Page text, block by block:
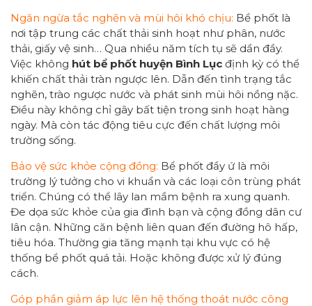
Ngăn ngừa tắc nghẽn và mùi hôi khó chịu: Bể phốt là
nơi tập trung các chất thải sinh hoạt như phân, nước
thải, giấy vệ sinh… Qua nhiều năm tích tụ sẽ dần đầy.
Việc không hút bể phốt huyện Bình Lục định kỳ có thể
khiến chất thải tràn ngược lên. Dẫn đến tình trạng tắc
nghẽn, trào ngược nước và phát sinh mùi hôi nồng nặc.
Điều này không chỉ gây bất tiện trong sinh hoạt hàng
ngày. Mà còn tác động tiêu cực đến chất lượng môi
trường sống.
Bảo vệ sức khỏe cộng đồng: Bể phốt đầy ứ là môi
trường lý tưởng cho vi khuẩn và các loại côn trùng phát
triển. Chúng có thể lây lan mầm bệnh ra xung quanh.
Đe dọa sức khỏe của gia đình bạn và cộng đồng dân cư
lân cận. Những căn bệnh liên quan đến đường hô hấp,
tiêu hóa. Thường gia tăng mạnh tại khu vực có hệ
thống bể phốt quá tải. Hoặc không được xử lý đúng
cách.
Góp phần giảm áp lực lên hệ thống thoát nước công